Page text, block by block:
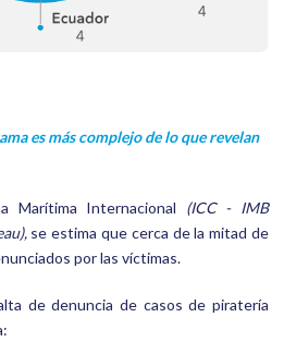
es más complejo de lo que revelan
Marítima Internacional (ICC - IMB
se estima que cerca de la mitad de
por las víctimas.
de denuncia de casos de piratería